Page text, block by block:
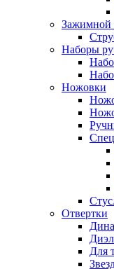
Зажимной
Наборы
Ножовки
Отвертки
Для